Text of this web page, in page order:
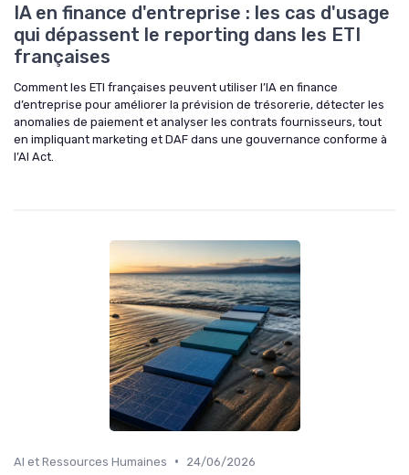
IA en finance d'entreprise : les cas d'usage
qui dépassent le reporting dans les ETI
françaises
Comment les ETI françaises peuvent utiliser l’IA en finance
d’entreprise pour améliorer la prévision de trésorerie, détecter les
anomalies de paiement et analyser les contrats fournisseurs, tout
en impliquant marketing et DAF dans une gouvernance conforme à
l’AI Act.
AI et Ressources Humaines • 24/06/2026